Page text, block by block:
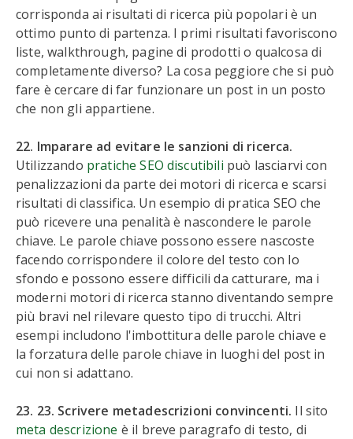
corrisponda ai risultati di ricerca più popolari è un
ottimo punto di partenza. I primi risultati favoriscono
liste, walkthrough, pagine di prodotti o qualcosa di
completamente diverso? La cosa peggiore che si può
fare è cercare di far funzionare un post in un posto
che non gli appartiene.
22. Imparare ad evitare le sanzioni di ricerca.
Utilizzando pratiche SEO discutibili può lasciarvi con
penalizzazioni da parte dei motori di ricerca e scarsi
risultati di classifica. Un esempio di pratica SEO che
può ricevere una penalità è nascondere le parole
chiave. Le parole chiave possono essere nascoste
facendo corrispondere il colore del testo con lo
sfondo e possono essere difficili da catturare, ma i
moderni motori di ricerca stanno diventando sempre
più bravi nel rilevare questo tipo di trucchi. Altri
esempi includono l'imbottitura delle parole chiave e
la forzatura delle parole chiave in luoghi del post in
cui non si adattano.
23. 23. Scrivere metadescrizioni convincenti. Il sito
meta descrizione è il breve paragrafo di testo, di